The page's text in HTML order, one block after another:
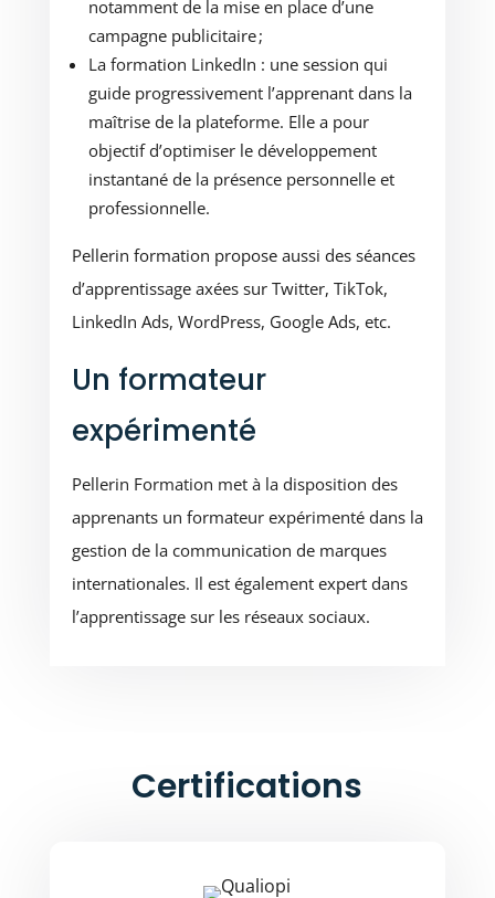
notamment de la mise en place d’une
campagne publicitaire ;
La formation LinkedIn : une session qui
guide progressivement l’apprenant dans la
maîtrise de la plateforme. Elle a pour
objectif d’optimiser le développement
instantané de la présence personnelle et
professionnelle.
Pellerin formation propose aussi des séances
d’apprentissage axées sur Twitter, TikTok,
LinkedIn Ads, WordPress, Google Ads, etc.
Un formateur
expérimenté
Pellerin Formation met à la disposition des
apprenants un formateur expérimenté dans la
gestion de la communication de marques
internationales. Il est également expert dans
l’apprentissage sur les réseaux sociaux.
Certifications